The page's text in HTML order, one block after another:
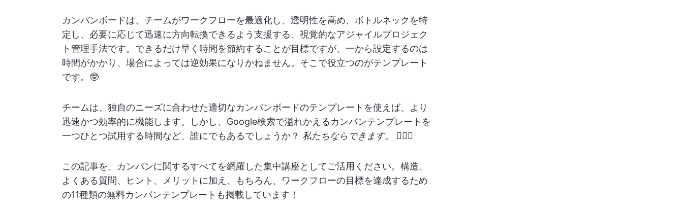
カンバンボードは、チームがワークフローを最適化し、透明性を高め、ボトルネックを特
定し、必要に応じて迅速に方向転換できるよう支援する、視覚的なアジャイルプロジェク
ト管理手法です。できるだけ早く時間を節約することが目標ですが、一から設定するのは
時間がかかり、場合によっては逆効果になりかねません。そこで役立つのがテンプレート
です。🤓
チームは、独自のニーズに合わせた適切なカンバンボードのテンプレートを使えば、より
迅速かつ効率的に機能します。しかし、Google検索で溢れかえるカンバンテンプレートを
一つひとつ試用する時間など、誰にでもあるでしょうか？ 私たちならできます。 🙋🏼‍♀️
この記事を、カンバンに関するすべてを網羅した集中講座としてご活用ください。構造、
よくある質問、ヒント、メリットに加え、もちろん、ワークフローの目標を達成するため
の11種類の無料カンバンテンプレートも掲載しています！